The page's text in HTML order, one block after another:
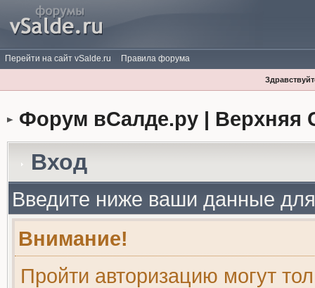
Перейти на сайт vSalde.ru Правила форума
Форум вСалде.ру | Верхняя
Вход
Введите ниже ваши данные
Внимание!
Пройти авторизацию могут